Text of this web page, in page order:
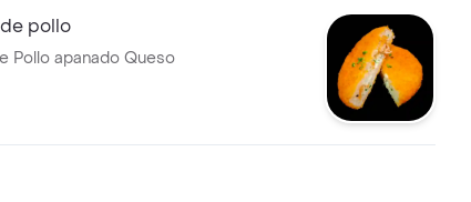
pollo
Pollo apanado Queso